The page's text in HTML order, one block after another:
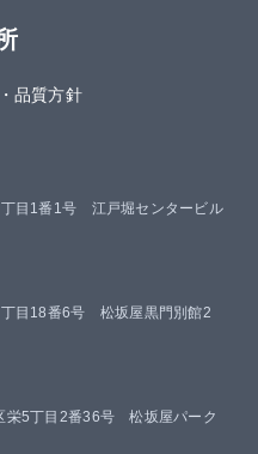
品質方針​
目1番1号 江戸堀センタービル
目18番6号 松坂屋黒門別館2
栄5丁目2番36号 松坂屋パーク